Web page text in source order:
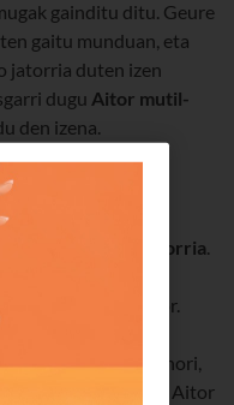
gainditu ditu. Geure
gaitu munduan, eta
jatorria duten izen
dugu Aitor mutil-
den izena.
bertan du jatorria.
agertu zen
bat da Aitor.
dute izen hori,
bizi dira. Izan ere, Aitor